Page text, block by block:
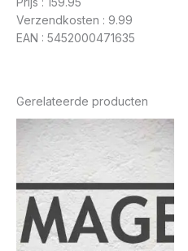
Verzendkosten : 9.99
EAN : 5452000471635
Gerelateerde producten